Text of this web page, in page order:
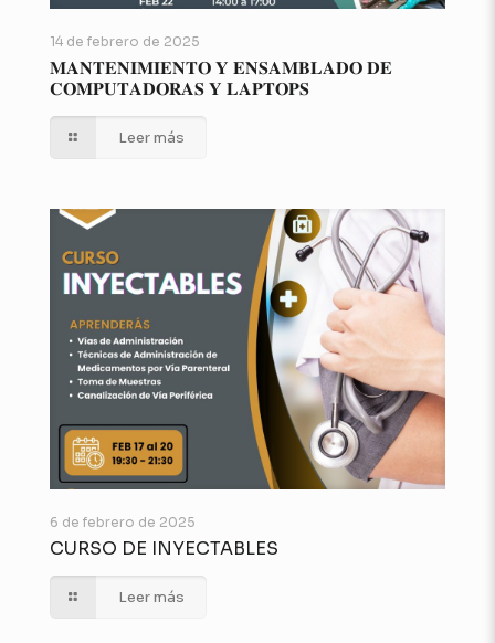
14 de febrero de 2025
𝐌𝐀𝐍𝐓𝐄𝐍𝐈𝐌𝐈𝐄𝐍𝐓𝐎 𝐘 𝐄𝐍𝐒𝐀𝐌𝐁𝐋𝐀𝐃𝐎 𝐃𝐄
𝐂𝐎𝐌𝐏𝐔𝐓𝐀𝐃𝐎𝐑𝐀𝐒 𝐘 𝐋𝐀𝐏𝐓𝐎𝐏𝐒
Leer más
6 de febrero de 2025
CURSO DE INYECTABLES
Leer más